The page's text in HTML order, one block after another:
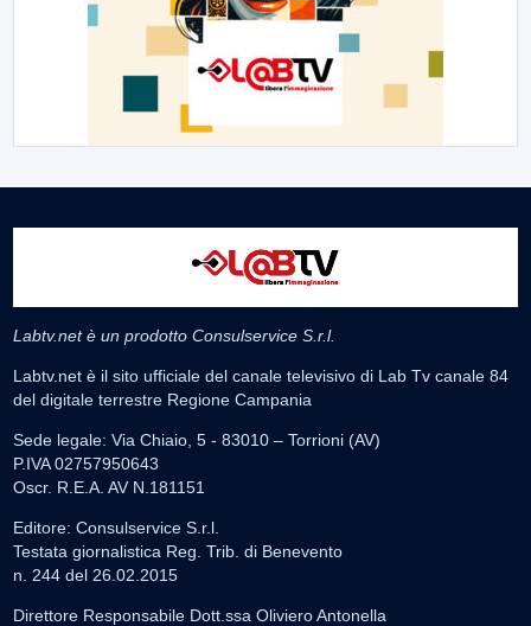
Labtv.net è un prodotto Consulservice S.r.l.
Labtv.net è il sito ufficiale del canale televisivo di Lab Tv canale 84
del digitale terrestre Regione Campania
Sede legale: Via Chiaio, 5 - 83010 – Torrioni (AV)
P.IVA 02757950643
Oscr. R.E.A. AV N.181151
Editore: Consulservice S.r.l.
Testata giornalistica Reg. Trib. di Benevento
n. 244 del 26.02.2015
Direttore Responsabile Dott.ssa Oliviero Antonella